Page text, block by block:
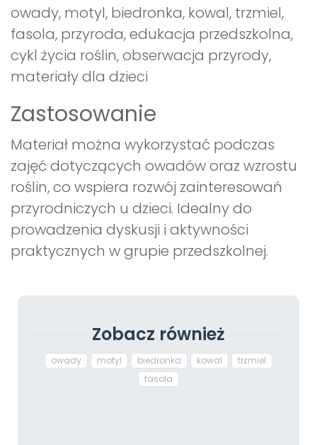
owady, motyl, biedronka, kowal, trzmiel,
fasola, przyroda, edukacja przedszkolna,
cykl życia roślin, obserwacja przyrody,
materiały dla dzieci
Zastosowanie
Materiał można wykorzystać podczas
zajęć dotyczących owadów oraz wzrostu
roślin, co wspiera rozwój zainteresowań
przyrodniczych u dzieci. Idealny do
prowadzenia dyskusji i aktywności
praktycznych w grupie przedszkolnej.
Zobacz również
owady motyl biedronka kowal
trzmiel
fasola